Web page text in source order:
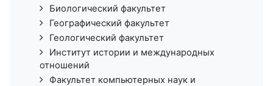
Биологический факультет
Географический факультет
Геологический факультет
Институт истории и международных
отношений
Факультет компьютерных наук и